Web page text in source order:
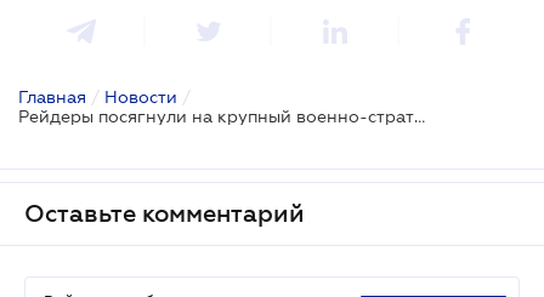
Главная / Новости /
Рейдеры посягнули на крупный военно-стратегический объект
Оставьте комментарий